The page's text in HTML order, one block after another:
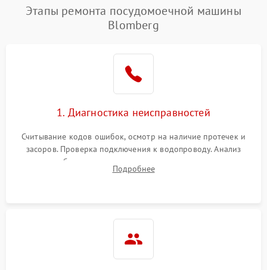
Проблемы с набором
воды
1800 ₽ Подробнее →
1700 ₽
циркуляционным насосом
2100 ₽ Подробнее →
Этапы ремонта посудомоечной машины
Blomberg
1. Диагностика неисправностей
Считывание кодов ошибок, осмотр на наличие протечек и
засоров. Проверка подключения к водопроводу. Анализ
жалоб на отсутствие слива, нагрева, вращения
разбрызгивателей или срабатывание системы защиты
Подробнее